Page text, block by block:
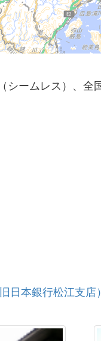
シームレス）、全
日本銀行松江支店